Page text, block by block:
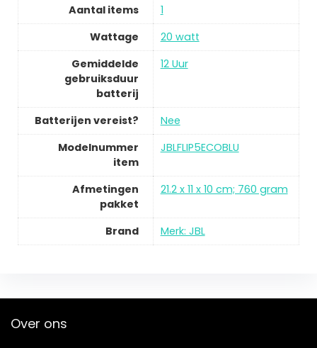
Aantal items
1
Wattage
20 watt
Gemiddelde
gebruiksduur
batterij
12 Uur
Batterijen vereist?
Nee
Modelnummer
item
JBLFLIP5ECOBLU
Afmetingen
pakket
21.2 x 11 x 10 cm; 760 gram
Brand Merk: JBL
Over ons